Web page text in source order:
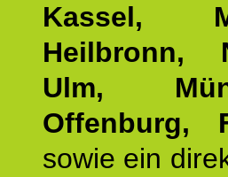
Kassel,
Heilbronn,
Ulm,
Offenburg,
sowie ein